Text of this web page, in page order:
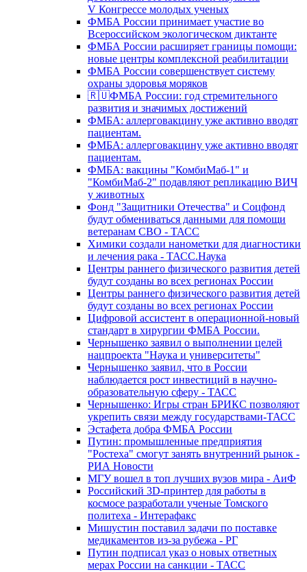
V Конгрессе молодых ученых
ФМБА России принимает участие во
Всероссийском экологическом диктанте
ФМБА России расширяет границы помощи:
новые центры комплексной реабилитации
ФМБА России совершенствует систему
охраны здоровья моряков
🇷🇺ФМБА России: год стремительного
развития и значимых достижений
ФМБА: аллерговакцину уже активно вводят
пациентам.
ФМБА: аллерговакцину уже активно вводят
пациентам.
ФМБА: вакцины "КомбиМаб-1" и
"КомбиМаб-2" подавляют репликацию ВИЧ
у животных
Фонд "Защитники Отечества" и Соцфонд
будут обмениваться данными для помощи
ветеранам СВО - ТАСС
Химики создали нанометки для диагностики
и лечения рака - ТАСС.Наука
Центры раннего физического развития детей
будут созданы во всех регионах России
Центры раннего физического развития детей
будут созданы во всех регионах России
Цифровой ассистент в операционной-новый
стандарт в хирургии ФМБА России.
Чернышенко заявил о выполнении целей
нацпроекта "Наука и университеты"
Чернышенко заявил, что в России
наблюдается рост инвестиций в научно-
образовательную сферу - ТАСС
Чернышенко: Игры стран БРИКС позволяют
укрепить связи между государствами-ТАСС
Эстафета добра ФМБА России
Путин: промышленные предприятия
"Ростеха" смогут занять внутренний рынок -
РИА Новости
МГУ вошел в топ лучших вузов мира - АиФ
Российский 3D-принтер для работы в
космосе разработали ученые Томского
политеха - Интерафакс
Мишустин поставил задачи по поставке
медикаментов из-за рубежа - РГ
Путин подписал указ о новых ответных
мерах России на санкции - ТАСС